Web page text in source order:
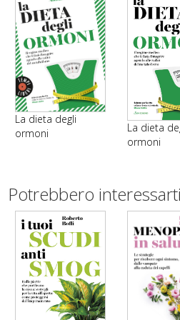
La dieta degli
ormoni
La dieta
ormoni
Potrebbero